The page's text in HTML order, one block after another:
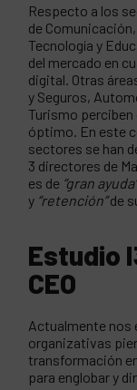
Respecto a los
de
Tecnología y
del mercado en
digital. Otras
y Seguros,
Turismo perciben
óptimo. En este
sectores se han
3 directores de
es de “gran
y “retención”de
Estudio
CEO
Actualmente nos
organizativas
transformación
para englobar y